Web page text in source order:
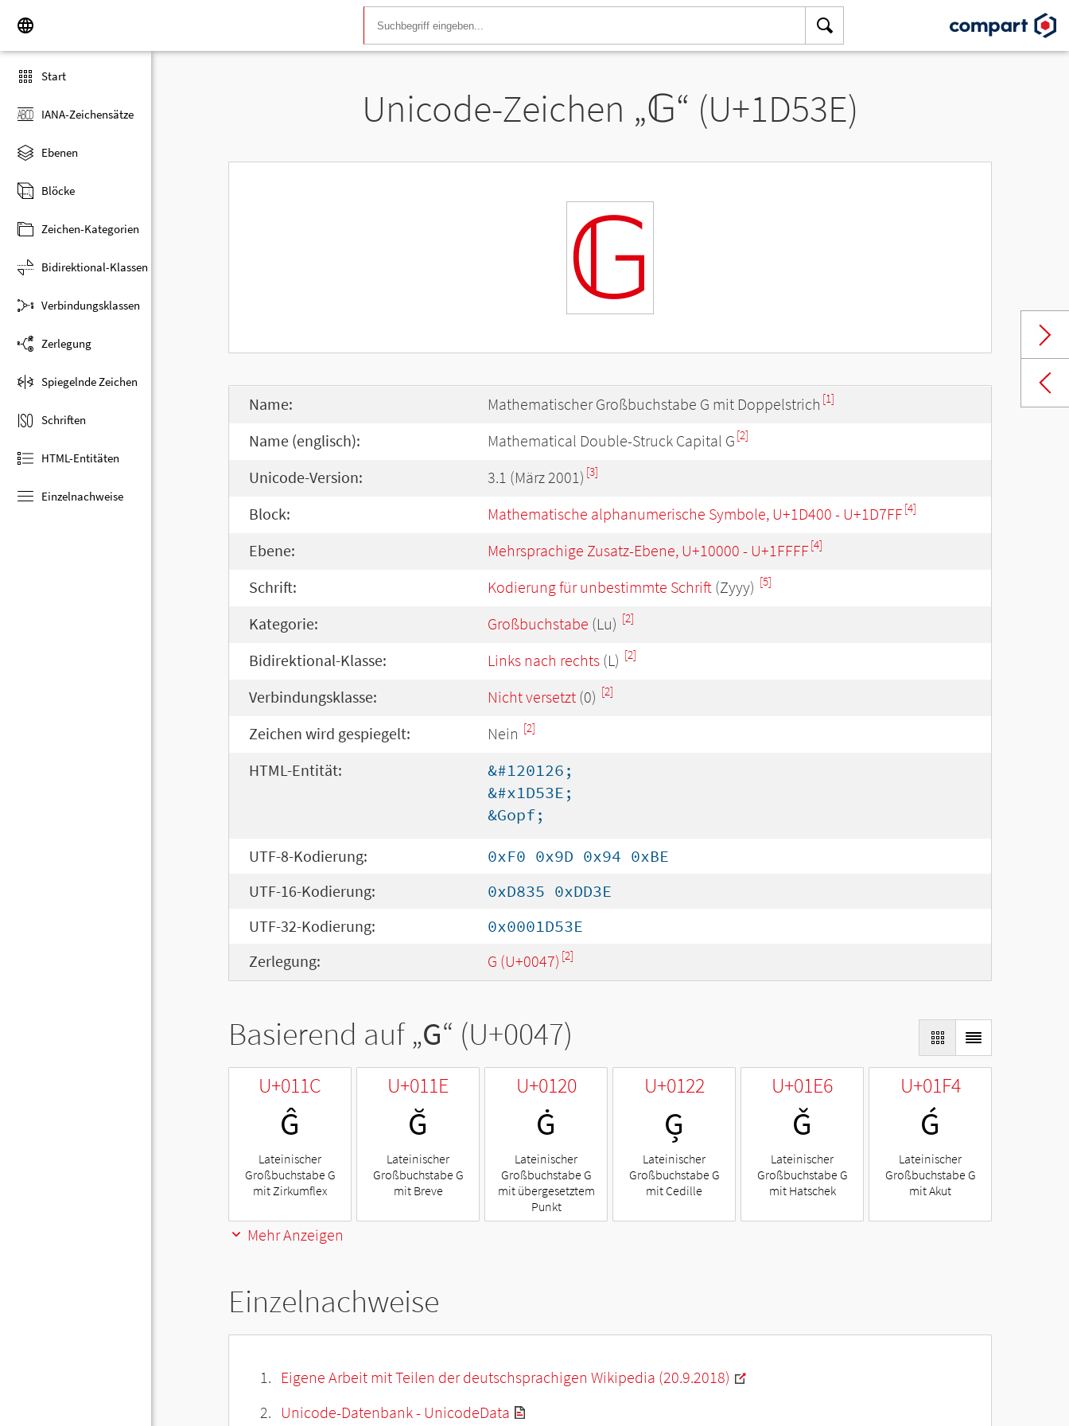
Start
IANA-Zeichensätze
Ebenen
Blöcke
Zeichen-Kategorien
Bidirektional-Klassen
Verbindungsklassen
Zerlegung
Spiegelnde Zeichen
Schriften
HTML-Entitäten
Einzelnachweise
Unicode-Zeichen „𝔾“ (U+1D53E)
𝔾
Name: Mathematischer Großbuchstabe G mit Doppelstrich [1]
Name (englisch): Mathematical Double-Struck Capital G [2]
Unicode-Version: 3.1 (März 2001) [3]
Block: Mathematische alphanumerische Symbole, U+1D400 - U+1D7FF[4]
Ebene: Mehrsprachige Zusatz-Ebene, U+10000 - U+1FFFF[4]
Schrift: Kodierung für unbestimmte Schrift (Zyyy) [5]
Kategorie: Großbuchstabe (Lu) [2]
Bidirektional-Klasse: Links nach rechts (L) [2]
Verbindungsklasse: Nicht versetzt (0) [2]
Zeichen wird gespiegelt: Nein [2]
HTML-Entität:
&#120126;
&#x1D53E;
&Gopf;
UTF-8-Kodierung:
0xF0 0x9D 0x94 0xBE
UTF-16-Kodierung:
0xD835 0xDD3E
UTF-32-Kodierung:
0x0001D53E
Zerlegung:
G (U+0047) [2]
Basierend auf „G“ (U+0047)
U+011C
Ĝ
Lateinischer
Großbuchstabe G
mit Zirkumflex
U+011E
Ğ
Lateinischer
Großbuchstabe G
mit Breve
U+0120
Ġ
Lateinischer
Großbuchstabe G
mit übergesetztem
Punkt
U+0122
Ģ
Lateinischer
Großbuchstabe G
mit Cedille
U+01E6
Ǧ
Lateinischer
Großbuchstabe G
mit Hatschek
U+01F4
Ǵ
Lateinischer
Großbuchstabe G
mit Akut
Mehr Anzeigen
Einzelnachweise
Eigene Arbeit mit Teilen der deutschsprachigen Wikipedia (20.9.2018)
Unicode-Datenbank - UnicodeData